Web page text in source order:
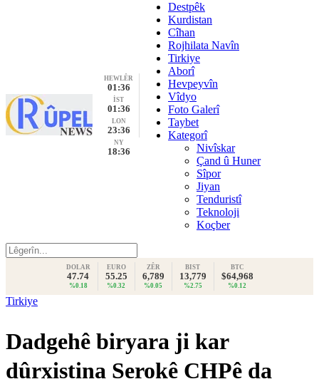
HEWLÊR
01:36
İST
01:36
LON
23:36
NY
18:36
Destpêk
Kurdistan
Cîhan
Rojhilata Navîn
Tirkiye
Aborî
Hevpeyvîn
Vîdyo
Foto Galerî
Taybet
Kategorî
Nivîskar
Çand û Huner
Sîpor
Jiyan
Tenduristî
Teknoloji
Koçber
DOLAR
47.74
%0.18
EURO
55.25
%0.32
ZÊR
6,789
%0.05
BIST
13,779
%2.75
BTC
$64,968
%0.12
Tirkiye
Dadgehê biryara ji kar
dûrxistina Serokê CHPê da